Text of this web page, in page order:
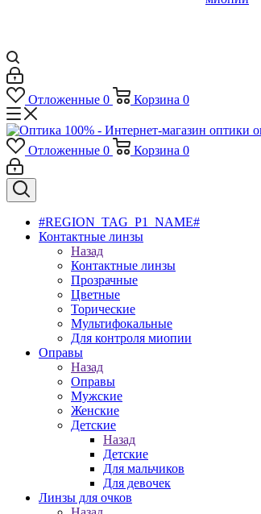
Отложенные 0 Корзина 0
Отложенные 0 Корзина 0
#REGION_TAG_P1_NAME#
Контактные линзы
Назад
Контактные линзы
Прозрачные
Цветные
Торические
Мультифокальные
Для контроля миопии
Оправы
Назад
Оправы
Мужские
Женские
Детские
Назад
Детские
Для мальчиков
Для девочек
Линзы для очков